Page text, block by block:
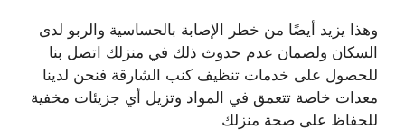
وهذا يزيد أيضًا من خطر الإصابة بالحساسية والربو لدى
السكان ولضمان عدم حدوث ذلك في منزلك اتصل بنا
للحصول على خدمات تنظيف كنب الشارقة فنحن لدينا
معدات خاصة تتعمق في المواد وتزيل أي جزيئات مخفية
للحفاظ على صحة منزلك